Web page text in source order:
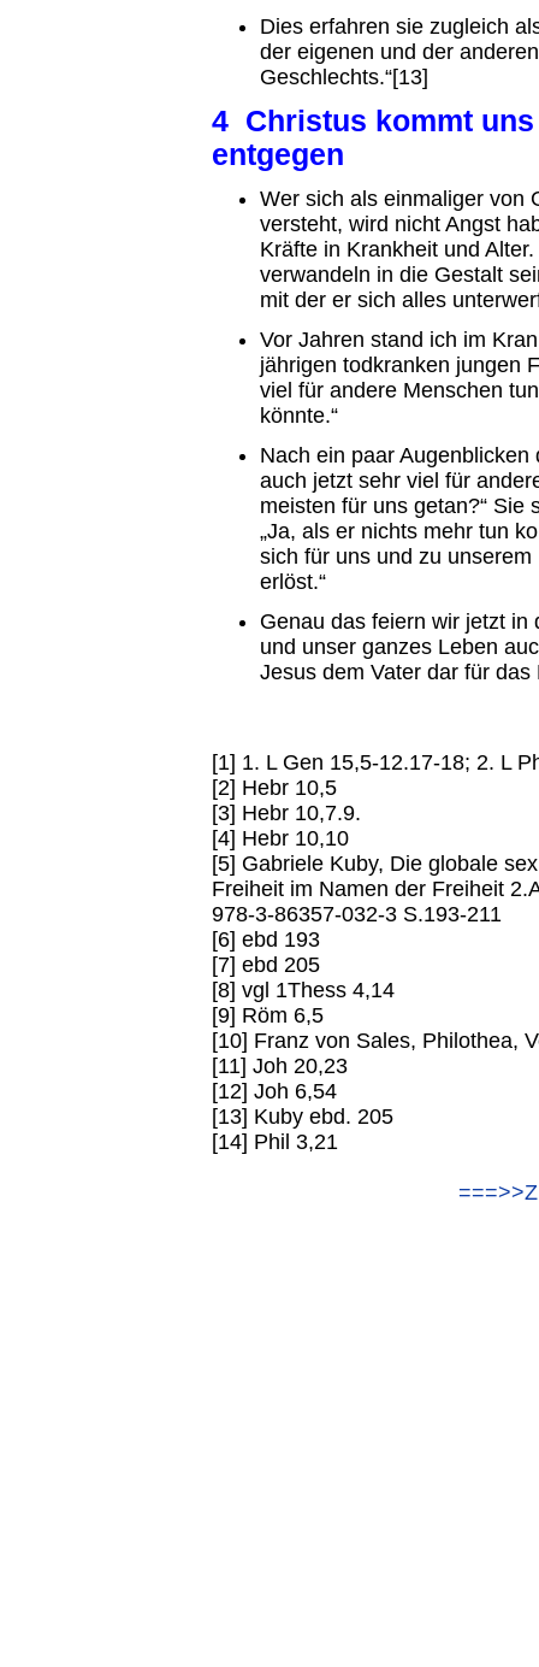
Dies erfahren sie zugleich
der eigenen und der
Geschlechts.“[13]
4 Christus kommt
entgegen
Wer sich als einmaliger von
versteht, wird nicht Angst
Kräfte in Krankheit und
verwandeln in die Gestalt
mit der er sich alles
Vor Jahren stand ich im
jährigen todkranken jungen
viel für andere Menschen
könnte.“
Nach ein paar
auch jetzt sehr viel für
meisten für uns getan?“ Sie
„Ja, als er nichts mehr tun
sich für uns und zu
erlöst.“
Genau das feiern wir jetzt
und unser ganzes Leben
Jesus dem Vater dar für das
[1] 1. L Gen 15,5-12.17-18; 2. L
[2] Hebr 10,5
[3] Hebr 10,7.9.
[4] Hebr 10,10
[5] Gabriele Kuby, Die globale
Freiheit im Namen der Freiheit
978-3-86357-032-3 S.193-211
[6] ebd 193
[7] ebd 205
[8] vgl 1Thess 4,14
[9] Röm 6,5
[10] Franz von Sales, Philothea,
[11] Joh 20,23
[12] Joh 6,54
[13] Kuby ebd. 205
[14] Phil 3,21